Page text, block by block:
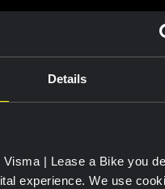
Details
Visma | Lease a Bike you
experience. We use